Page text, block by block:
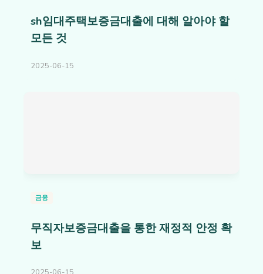
sh임대주택보증금대출에 대해 알아야 할
모든 것
2025-06-15
금융
무직자보증금대출을 통한 재정적 안정 확
보